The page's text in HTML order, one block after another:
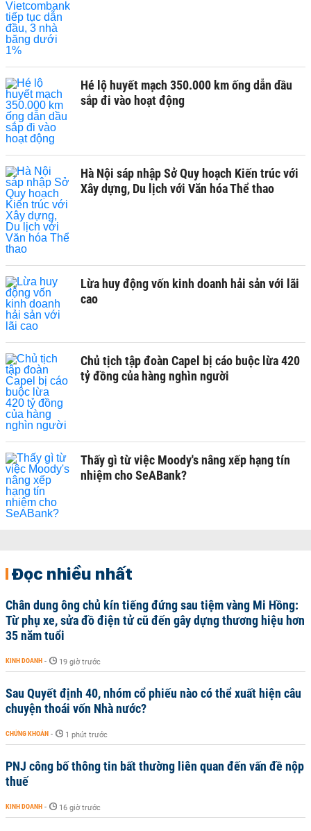
Hé lộ huyết mạch 350.000 km ống dẫn dầu
sắp đi vào hoạt động
Hà Nội sáp nhập Sở Quy hoạch Kiến trúc với
Xây dựng, Du lịch với Văn hóa Thể thao
Lừa huy động vốn kinh doanh hải sản với lãi
cao
Chủ tịch tập đoàn Capel bị cáo buộc lừa 420
tỷ đồng của hàng nghìn người
Thấy gì từ việc Moody's nâng xếp hạng tín
nhiệm cho SeABank?
Đọc nhiều nhất
Chân dung ông chủ kín tiếng đứng sau tiệm vàng Mi Hồng:
Từ phụ xe, sửa đồ điện tử cũ đến gây dựng thương hiệu hơn
35 năm tuổi
KINH DOANH - 19 giờ trước
Sau Quyết định 40, nhóm cổ phiếu nào có thể xuất hiện câu
chuyện thoái vốn Nhà nước?
CHỨNG KHOÁN - 1 phút trước
PNJ công bố thông tin bất thường liên quan đến vấn đề nộp
thuế
KINH DOANH - 16 giờ trước